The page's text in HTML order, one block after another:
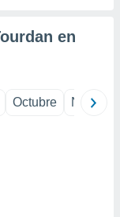
en
Octubre